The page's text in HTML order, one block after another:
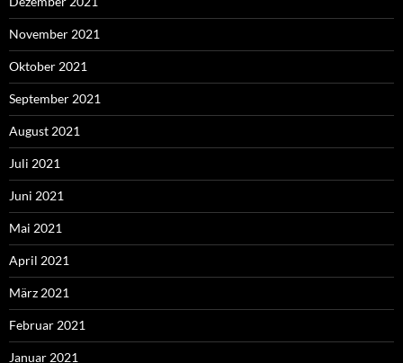
November 2021
Oktober 2021
September 2021
August 2021
Juli 2021
Juni 2021
Mai 2021
April 2021
März 2021
Februar 2021
Januar 2021